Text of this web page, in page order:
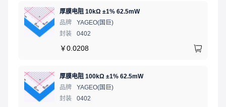
厚膜电阻 10kΩ ±1% 62.5mW
品牌
YAGEO(国巨)
封装
0402
￥0.0208
厚膜电阻 100kΩ ±1% 62.5mW
品牌
YAGEO(国巨)
封装
0402